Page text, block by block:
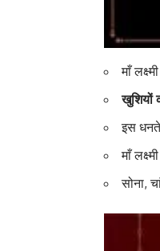
माँ
खुशियों
इस
माँ
सोना,